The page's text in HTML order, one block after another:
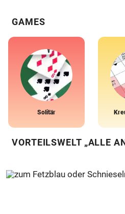
GAMES
Solitär
VORTEILSWELT „ALLE